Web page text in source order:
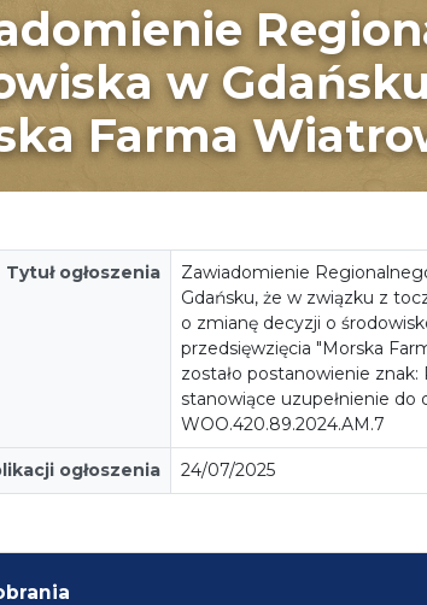
w
Farma
Tytuł ogłoszenia
Zawiadomienie
Gdańsku, że w związku z
o zmianę decyzji o
przedsięwzięcia "Morska
zostało postanowienie znak:
stanowiące uzupełnienie do
WOO.420.89.2024.AM.7
ogłoszenia 24/07/2025